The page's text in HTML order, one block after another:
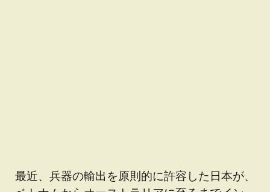
最近、兵器の輸出を原則的に許容した日本が、